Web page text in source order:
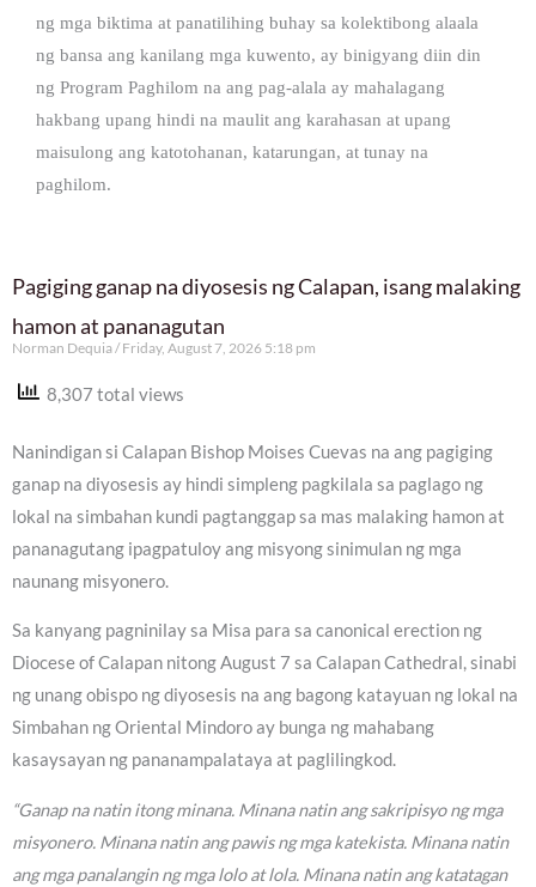
ng mga biktima at panatilihing buhay sa kolektibong alaala
ng bansa ang kanilang mga kuwento, ay binigyang diin din
ng Program Paghilom na ang pag-alala ay mahalagang
hakbang upang hindi na maulit ang karahasan at upang
maisulong ang katotohanan, katarungan, at tunay na
paghilom.
Pagiging ganap na diyosesis ng Calapan, isang malaking
hamon at pananagutan
Norman Dequia Friday, August 7, 2026 5:18 pm
8,307 total views
Nanindigan si Calapan Bishop Moises Cuevas na ang pagiging
ganap na diyosesis ay hindi simpleng pagkilala sa paglago ng
lokal na simbahan kundi pagtanggap sa mas malaking hamon at
pananagutang ipagpatuloy ang misyong sinimulan ng mga
naunang misyonero.
Sa kanyang pagninilay sa Misa para sa canonical erection ng
Diocese of Calapan nitong August 7 sa Calapan Cathedral, sinabi
ng unang obispo ng diyosesis na ang bagong katayuan ng lokal na
Simbahan ng Oriental Mindoro ay bunga ng mahabang
kasaysayan ng pananampalataya at paglilingkod.
“Ganap na natin itong minana. Minana natin ang sakripisyo ng mga
misyonero. Minana natin ang pawis ng mga katekista. Minana natin
ang mga panalangin ng mga lolo at lola. Minana natin ang katatagan